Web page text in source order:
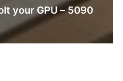
your GPU – 5090